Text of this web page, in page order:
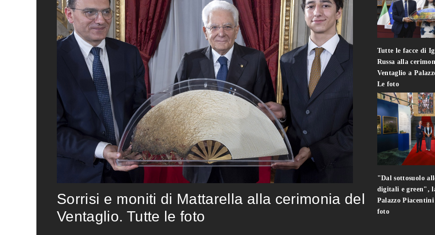
Sorrisi e moniti di Mattarella alla cerimonia del
Ventaglio. Tutte le foto
Tutte le facce di
Russa alla
Ventaglio a
Le foto
"Dal sottosuolo
digitali e green",
Palazzo
foto